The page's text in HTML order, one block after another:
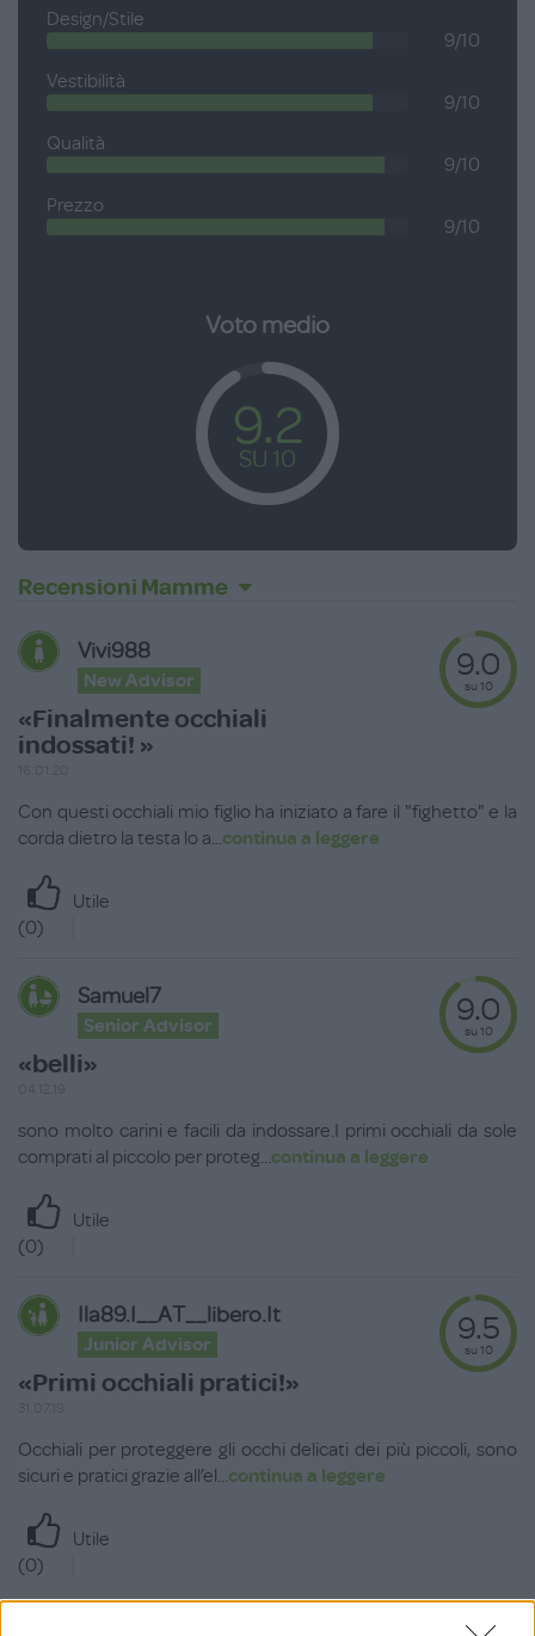
Design/Stile
9/10
Vestibilità
9/10
Qualità
9/10
Prezzo
9/10
Voto medio
9.2
SU 10
Recensioni Mamme
Vivi988
New Advisor
«Finalmente occhiali
indossati! »
9.0
su 10
Con questi occhiali mio figlio ha iniziato a fare il "fighetto" e la
corda dietro la testa lo a...continua a leggere
Utile
(0)
Samuel7
Senior Advisor
«belli»
9.0
su 10
sono molto carini e facili da indossare.I primi occhiali da sole
comprati al piccolo per proteg...continua a leggere
Utile
(0)
Ila89.i__AT__libero.it
Junior Advisor
«Primi occhiali pratici!»
9.5
su 10
Occhiali per proteggere gli occhi delicati dei più piccoli, sono
sicuri e pratici grazie all’el...continua a leggere
Utile
(0)